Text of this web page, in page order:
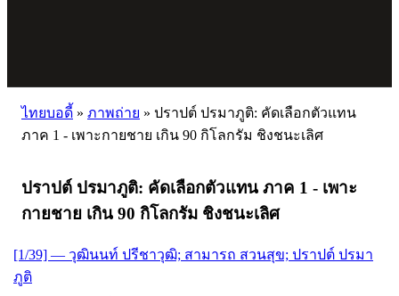
ไทยบอดี้ » ภาพถ่าย » ปราปต์ ปรมาภูติ: คัดเลือกตัวแทน
ภาค 1 - เพาะกายชาย เกิน 90 กิโลกรัม ชิงชนะเลิศ
ปราปต์ ปรมาภูติ: คัดเลือกตัวแทน ภาค 1 - เพาะ
กายชาย เกิน 90 กิโลกรัม ชิงชนะเลิศ
[1/39] — วุฒินนท์ ปรีชาวุฒิ; สามารถ สวนสุข; ปราปต์ ปรมา
ภูติ